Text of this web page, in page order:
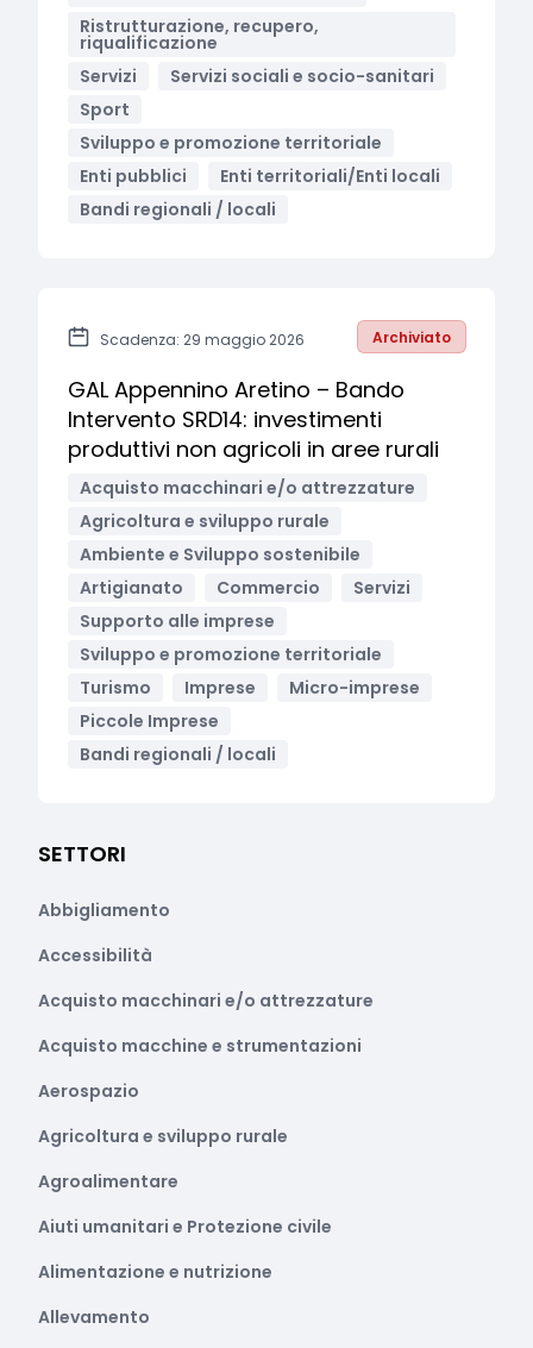
Ristrutturazione, recupero,
riqualificazione
Servizi
Servizi sociali e socio-sanitari
Sport
Sviluppo e promozione territoriale
Enti pubblici
Enti territoriali/Enti locali
Bandi regionali / locali
Scadenza: 29 maggio 2026 Archiviato
GAL Appennino Aretino – Bando
Intervento SRD14: investimenti
produttivi non agricoli in aree rurali
Acquisto macchinari e/o attrezzature
Agricoltura e sviluppo rurale
Ambiente e Sviluppo sostenibile
Artigianato
Commercio
Servizi
Supporto alle imprese
Sviluppo e promozione territoriale
Turismo
Imprese
Micro-imprese
Piccole Imprese
Bandi regionali / locali
SETTORI
Abbigliamento
Accessibilità
Acquisto macchinari e/o attrezzature
Acquisto macchine e strumentazioni
Aerospazio
Agricoltura e sviluppo rurale
Agroalimentare
Aiuti umanitari e Protezione civile
Alimentazione e nutrizione
Allevamento